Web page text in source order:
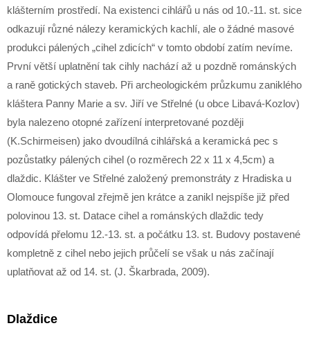
klášterním prostředí. Na existenci cihlářů u nás od 10.-11. st. sice
odkazují různé nálezy keramických kachlí, ale o žádné masové
produkci pálených „cihel zdicích“ v tomto období zatím nevíme.
První větší uplatnění tak cihly nachází až u pozdně románských
a raně gotických staveb. Při archeologickém průzkumu zaniklého
kláštera Panny Marie a sv. Jiří ve Střelné (u obce Libavá-Kozlov)
byla nalezeno otopné zařízení interpretované později
(K.Schirmeisen) jako dvoudílná cihlářská a keramická pec s
pozůstatky pálených cihel (o rozměrech 22 x 11 x 4,5cm) a
dlaždic. Klášter ve Střelné založený premonstráty z Hradiska u
Olomouce fungoval zřejmě jen krátce a zanikl nejspíše již před
polovinou 13. st. Datace cihel a románských dlaždic tedy
odpovídá přelomu 12.-13. st. a počátku 13. st. Budovy postavené
kompletně z cihel nebo jejich průčelí se však u nás začínají
uplatňovat až od 14. st. (J. Škarbrada, 2009).
Dlaždice